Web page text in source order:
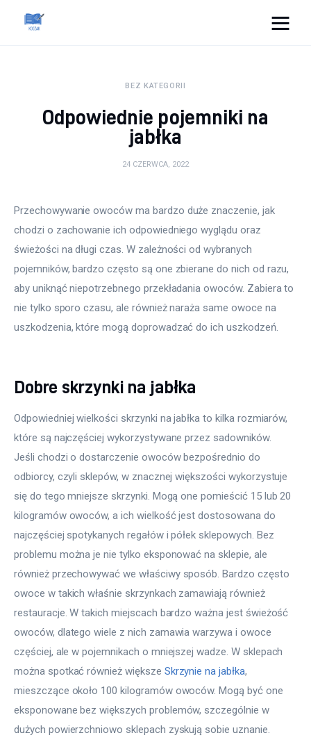
Zdrowie
Więcej
BEZ KATEGORII
Odpowiednie pojemniki na
jabłka
24 CZERWCA, 2022
Przechowywanie owoców ma bardzo duże znaczenie, jak
chodzi o zachowanie ich odpowiedniego wyglądu oraz
świeżości na długi czas. W zależności od wybranych
pojemników, bardzo często są one zbierane do nich od razu,
aby uniknąć niepotrzebnego przekładania owoców. Zabiera to
nie tylko sporo czasu, ale również naraża same owoce na
uszkodzenia, które mogą doprowadzać do ich uszkodzeń.
Dobre skrzynki na jabłka
Odpowiedniej wielkości skrzynki na jabłka to kilka rozmiarów,
które są najczęściej wykorzystywane przez sadowników.
Jeśli chodzi o dostarczenie owoców bezpośrednio do
odbiorcy, czyli sklepów, w znacznej większości wykorzystuje
się do tego mniejsze skrzynki. Mogą one pomieścić 15 lub 20
kilogramów owoców, a ich wielkość jest dostosowana do
najczęściej spotykanych regałów i półek sklepowych. Bez
problemu można je nie tylko eksponować na sklepie, ale
również przechowywać we właściwy sposób. Bardzo często
owoce w takich właśnie skrzynkach zamawiają również
restauracje. W takich miejscach bardzo ważna jest świeżość
owoców, dlatego wiele z nich zamawia warzywa i owoce
częściej, ale w pojemnikach o mniejszej wadze. W sklepach
można spotkać również większe Skrzynie na jabłka,
mieszczące około 100 kilogramów owoców. Mogą być one
eksponowane bez większych problemów, szczególnie w
dużych powierzchniowo sklepach zyskują sobie uznanie.